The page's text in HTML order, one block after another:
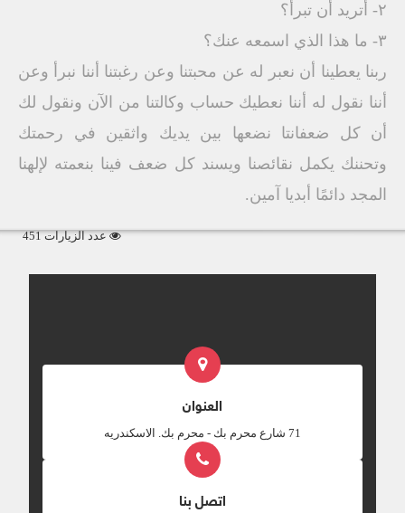
٢- أتريد أن تبرأ؟
٣- ما هذا الذي اسمعه عنك؟
ربنا يعطينا أن نعبر له عن محبتنا وعن رغبتنا أننا نبرأ وعن
أننا نقول له أننا نعطيك حساب وكالتنا من الآن ونقول لك
أن كل ضعفانتا نضعها بين يديك واثقين في رحمتك
وتحننك يكمل نقائصنا ويسند كل ضعف فينا بنعمته لإلهنا
المجد دائمًا أبديا آمين.
عدد الزيارات 451
العنوان
‎71 شارع محرم بك - محرم بك. الاسكندريه
اتصل بنا